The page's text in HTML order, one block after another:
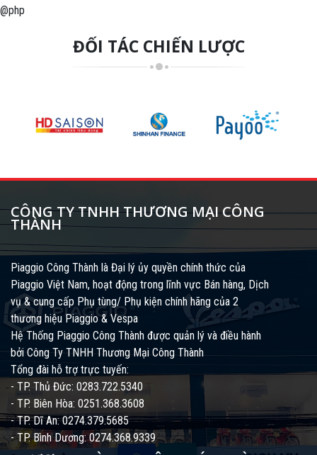
@php
ĐỐI TÁC CHIẾN LƯỢC
CÔNG TY TNHH THƯƠNG MẠI CÔNG
THÀNH
Piaggio Công Thành là Đại lý ủy quyền chính thức của
Piaggio Việt Nam, hoạt động trong lĩnh vực Bán hàng, Dịch
vụ & cung cấp Phụ tùng/ Phụ kiện chính hãng của 2
thương hiệu Piaggio & Vespa
Hệ Thống Piaggio Công Thành được quản lý và điều hành
bởi Công Ty TNHH Thương Mại Công Thành
Tổng đài hỗ trợ trực tuyến:
- TP. Thủ Đức: 0283.722.5340
- TP. Biên Hòa: 0251.368.3608
- TP. Dĩ An: 0274.379.5685
- TP. Bình Dương: 0274.368.9339